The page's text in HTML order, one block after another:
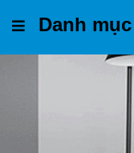
Danh mục